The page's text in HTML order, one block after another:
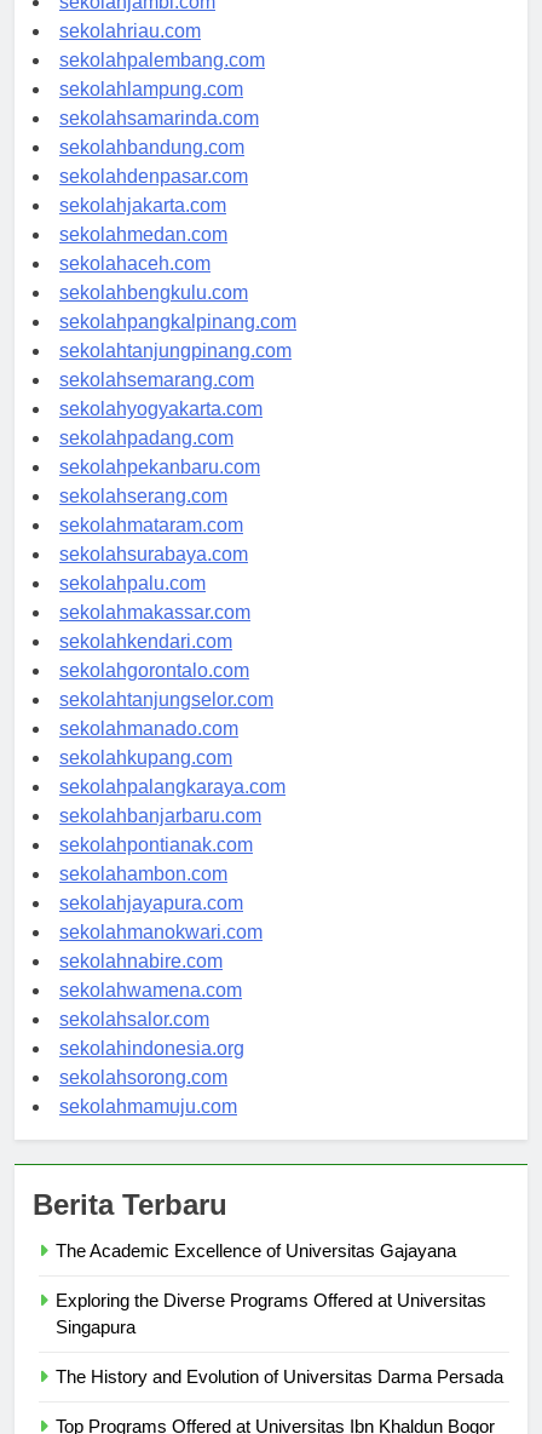
sekolahjambi.com
sekolahriau.com
sekolahpalembang.com
sekolahlampung.com
sekolahsamarinda.com
sekolahbandung.com
sekolahdenpasar.com
sekolahjakarta.com
sekolahmedan.com
sekolahaceh.com
sekolahbengkulu.com
sekolahpangkalpinang.com
sekolahtanjungpinang.com
sekolahsemarang.com
sekolahyogyakarta.com
sekolahpadang.com
sekolahpekanbaru.com
sekolahserang.com
sekolahmataram.com
sekolahsurabaya.com
sekolahpalu.com
sekolahmakassar.com
sekolahkendari.com
sekolahgorontalo.com
sekolahtanjungselor.com
sekolahmanado.com
sekolahkupang.com
sekolahpalangkaraya.com
sekolahbanjarbaru.com
sekolahpontianak.com
sekolahambon.com
sekolahjayapura.com
sekolahmanokwari.com
sekolahnabire.com
sekolahwamena.com
sekolahsalor.com
sekolahindonesia.org
sekolahsorong.com
Exploring the Diverse Programs Offered at Universitas